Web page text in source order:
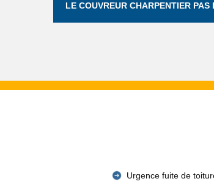
LE COUVREUR CHARPENTIER
Urgence fuite de